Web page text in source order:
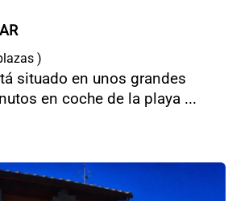
)
situado en unos grandes
en coche de la playa ...